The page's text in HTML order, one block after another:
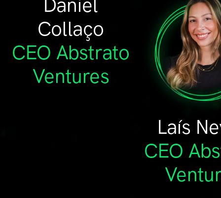
Collaço
CEO Abstrato
Ventures
Laís
CEO